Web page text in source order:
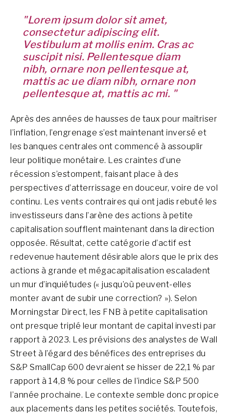
"Lorem ipsum dolor sit amet,
consectetur adipiscing elit.
Vestibulum at mollis enim. Cras ac
suscipit nisi. Pellentesque diam
nibh, ornare non pellentesque at,
mattis ac ue diam nibh, ornare non
pellentesque at, mattis ac mi. "
Après des années de hausses de taux pour maîtriser
l’inflation, l’engrenage s’est maintenant inversé et
les banques centrales ont commencé à assouplir
leur politique monétaire. Les craintes d’une
récession s’estompent, faisant place à des
perspectives d’atterrissage en douceur, voire de vol
continu. Les vents contraires qui ont jadis rebuté les
investisseurs dans l’arène des actions à petite
capitalisation soufflent maintenant dans la direction
opposée. Résultat, cette catégorie d’actif est
redevenue hautement désirable alors que le prix des
actions à grande et mégacapitalisation escaladent
un mur d’inquiétudes (« jusqu’où peuvent-elles
monter avant de subir une correction? »). Selon
Morningstar Direct, les FNB à petite capitalisation
ont presque triplé leur montant de capital investi par
rapport à 2023. Les prévisions des analystes de Wall
Street à l’égard des bénéfices des entreprises du
S&P SmallCap 600 devraient se hisser de 22,1 % par
rapport à 14,8 % pour celles de l’indice S&P 500
l’année prochaine. Le contexte semble donc propice
aux placements dans les petites sociétés. Toutefois,